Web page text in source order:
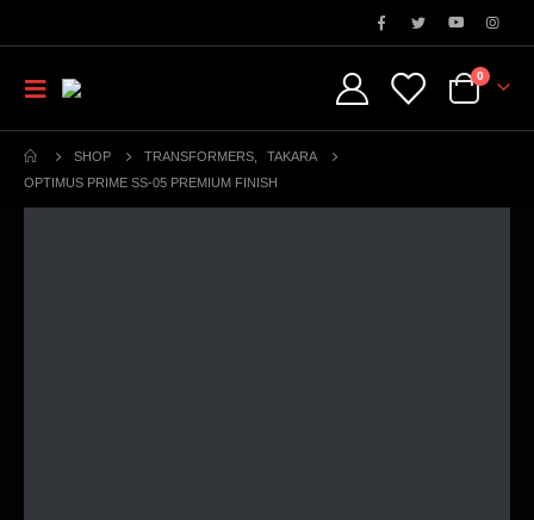
0
SHOP TRANSFORMERS
TAKARA
OPTIMUS PRIME SS-05 PREMIUM FINISH